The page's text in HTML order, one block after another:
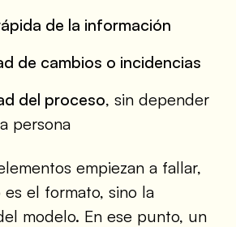
de la información
de cambios o incidencias
del proceso, sin depender
persona
empiezan a fallar,
el formato, sino la
modelo. En ese punto, un